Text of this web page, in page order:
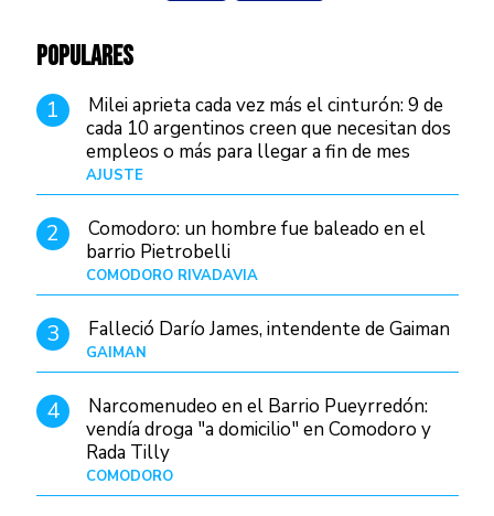
POPULARES
1
Milei aprieta cada vez más el cinturón: 9 de
cada 10 argentinos creen que necesitan dos
empleos o más para llegar a fin de mes
AJUSTE
2
Comodoro: un hombre fue baleado en el
barrio Pietrobelli
COMODORO RIVADAVIA
3 Falleció Darío James, intendente de Gaiman
GAIMAN
4
Narcomenudeo en el Barrio Pueyrredón:
vendía droga "a domicilio" en Comodoro y
Rada Tilly
COMODORO